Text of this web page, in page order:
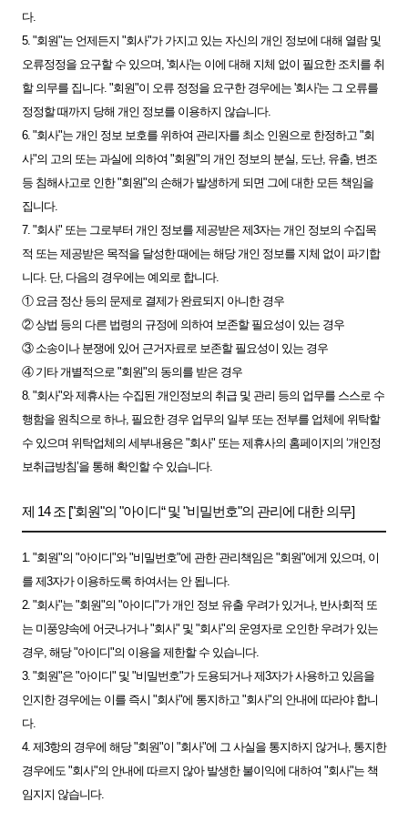
다.
5. "회원"는 언제든지 "회사"가 가지고 있는 자신의 개인 정보에 대해 열람 및
오류정정을 요구할 수 있으며, '회사'는 이에 대해 지체 없이 필요한 조치를 취
할 의무를 집니다. "회원"이 오류 정정을 요구한 경우에는 '회사'는 그 오류를
정정할 때까지 당해 개인 정보를 이용하지 않습니다.
6. "회사"는 개인 정보 보호를 위하여 관리자를 최소 인원으로 한정하고 "회
사"의 고의 또는 과실에 의하여 "회원"의 개인 정보의 분실, 도난, 유출, 변조
등 침해사고로 인한 "회원"의 손해가 발생하게 되면 그에 대한 모든 책임을
집니다.
7. "회사" 또는 그로부터 개인 정보를 제공받은 제3자는 개인 정보의 수집목
적 또는 제공받은 목적을 달성한 때에는 해당 개인 정보를 지체 없이 파기합
니다. 단, 다음의 경우에는 예외로 합니다.
① 요금 정산 등의 문제로 결제가 완료되지 아니한 경우
② 상법 등의 다른 법령의 규정에 의하여 보존할 필요성이 있는 경우
③ 소송이나 분쟁에 있어 근거자료로 보존할 필요성이 있는 경우
④ 기타 개별적으로 "회원"의 동의를 받은 경우
8. "회사"와 제휴사는 수집된 개인정보의 취급 및 관리 등의 업무를 스스로 수
행함을 원칙으로 하나, 필요한 경우 업무의 일부 또는 전부를 업체에 위탁할
수 있으며 위탁업체의 세부내용은 "회사" 또는 제휴사의 홈페이지의 ‘개인정
보취급방침’을 통해 확인할 수 있습니다.
제 14 조 ["회원"의 "아이디“ 및 "비밀번호"의 관리에 대한 의무]
1. "회원"의 "아이디"와 "비밀번호"에 관한 관리책임은 "회원"에게 있으며, 이
를 제3자가 이용하도록 하여서는 안 됩니다.
2. "회사"는 "회원"의 "아이디"가 개인 정보 유출 우려가 있거나, 반사회적 또
는 미풍양속에 어긋나거나 "회사" 및 "회사"의 운영자로 오인한 우려가 있는
경우, 해당 "아이디"의 이용을 제한할 수 있습니다.
3. "회원"은 "아이디" 및 "비밀번호"가 도용되거나 제3자가 사용하고 있음을
인지한 경우에는 이를 즉시 "회사"에 통지하고 "회사"의 안내에 따라야 합니
다.
4. 제3항의 경우에 해당 "회원"이 "회사"에 그 사실을 통지하지 않거나, 통지한
경우에도 "회사"의 안내에 따르지 않아 발생한 불이익에 대하여 "회사"는 책
임지지 않습니다.